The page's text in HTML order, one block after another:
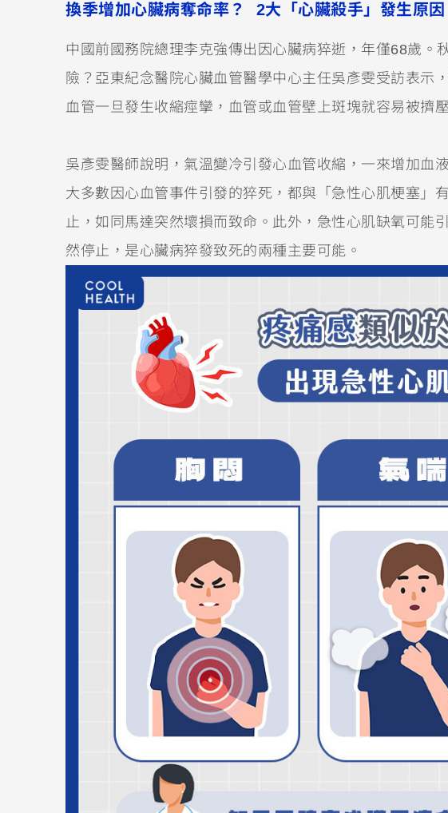
換季增加心臟病奪命率？ 2大「心臟殺手」發生原因
中國前國務院總理李克強傳出因心臟病猝逝，年僅68歲。
險？亞東紀念醫院心臟血管醫學中心主任吳彥雯受訪表示
血管一旦發生收縮痙攣，血管或血管壁上斑塊就容易被擠
吳彥雯醫師說明，氣溫變冷引發心血管收縮，一來增加血
大多數因心血管事件引發的猝死，都與「急性心肌梗塞」
止，如同馬達突然壞損而致命。此外，急性心肌缺氧可能
然停止，是心臟病猝發致死的兩種主要可能。